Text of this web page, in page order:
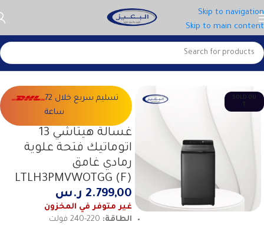
Skip to navigation
Skip to main content
الرئيسية الاجهزة الكبيرة غسالات
SOLD OU
T
تسليم سريع خلال 72
ساعة
غسالة هيتاشي 13
اتوماتيك فتحة علوية
رمادي غامق
LTLH3PMVWOTGG (F)
2.799,00 ر.س
غير متوفر في المخزون
الطاقة: 220-240 فولت